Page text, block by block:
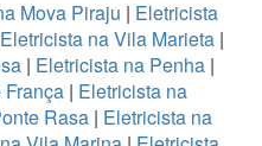
Mova Piraju | Eletricista
Eletricista na Vila Marieta|
| Eletricista na Penha|
| Eletricista na
Rasa | Eletricista na